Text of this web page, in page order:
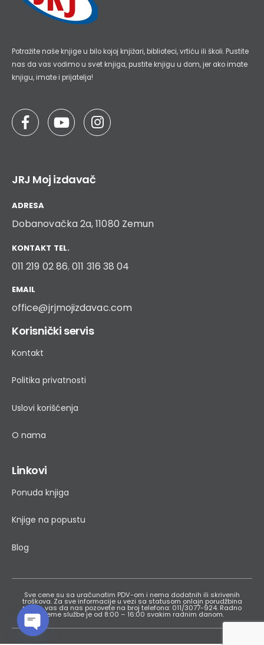
Potražite naše knjige u bilo kojoj knjižari, biblioteci, vrtiću ili školi. Pustite
nas da vas vodimo u svet knjiga, pustite knjigu u dom, jer ako imate
knjigu, imate i prijatelja!
JRJ Moj izdavač
ADRESA
Dobanovačka 2a, 11080 Zemun
KONTAKT TEL.
011 219 02 86,011 316 38 04
EMAIL
office@jrjmojizdavac.com
Korisnički servis
Kontakt
Politika privatnosti
Uslovi korišćenja
O nama
Linkovi
Ponuda knjiga
Knjige na popustu
Blog
Sve cene su sa uračunatim PDV-om i nema dodatnih ili skrivenih
troškova. Za sve informacije u vezi sa statusom onlajn porudžbina
molim vas da nas pozovete na broj telefona: 011/3077-924. Radno
vreme službe je od 8:00 – 16:00 svakim radnim danom.
Open